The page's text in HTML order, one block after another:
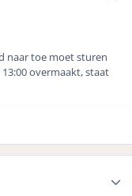
naar toe moet sturen
overmaakt, staat